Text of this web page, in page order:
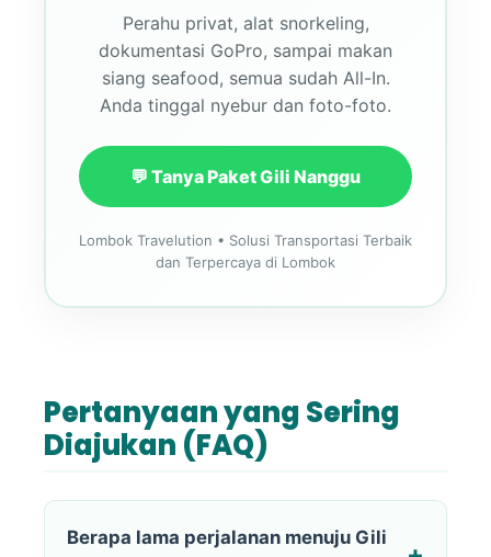
Perahu privat, alat snorkeling,
dokumentasi GoPro, sampai makan
siang seafood, semua sudah All-In.
Anda tinggal nyebur dan foto-foto.
💬 Tanya Paket Gili Nanggu
Lombok Travelution • Solusi Transportasi Terbaik
dan Terpercaya di Lombok
Pertanyaan yang Sering
Diajukan (FAQ)
Berapa lama perjalanan menuju Gili